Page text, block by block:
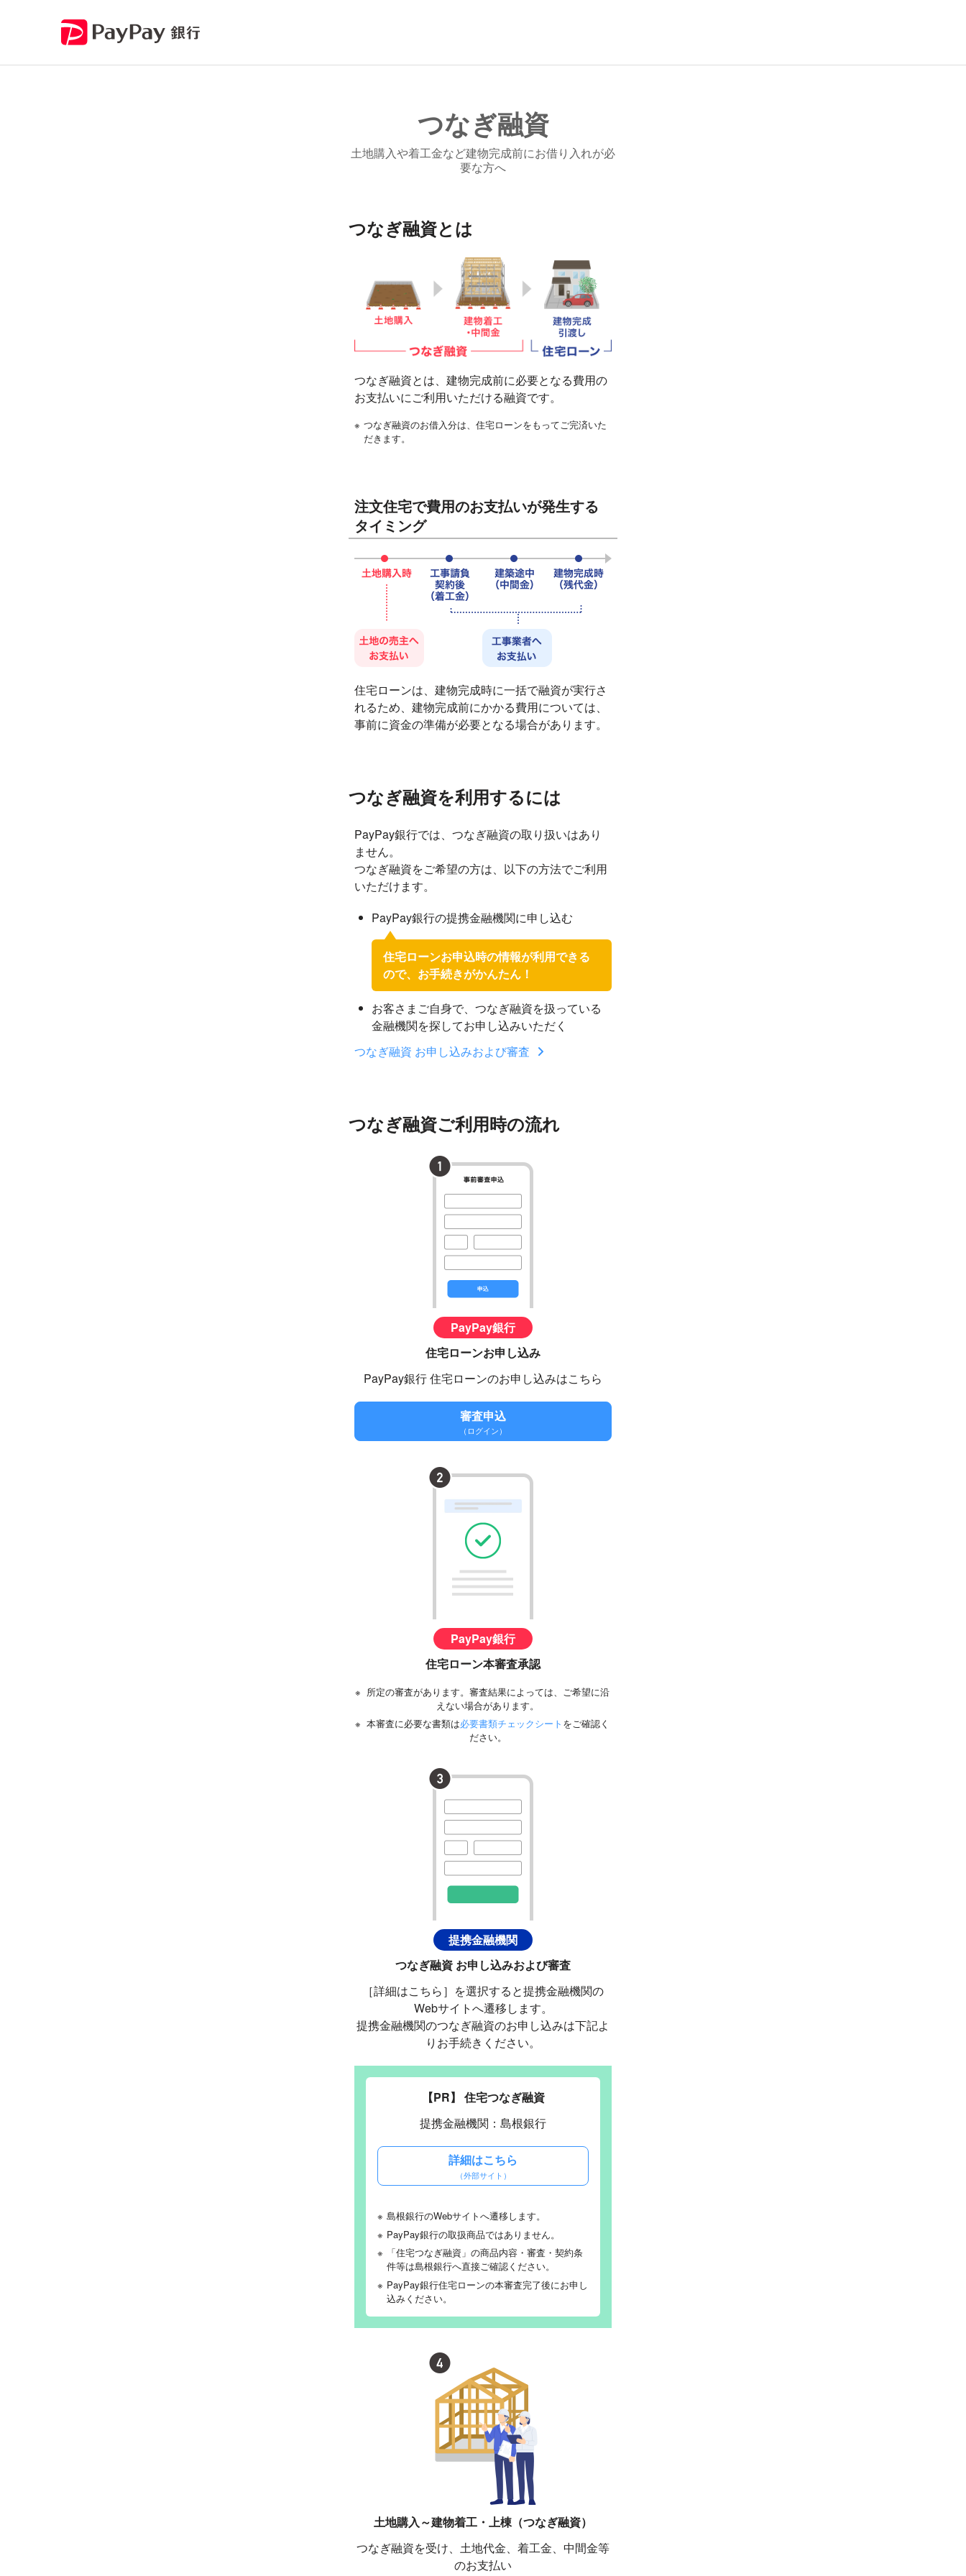
つなぎ融資
土地購入や着工金など建物完成前にお借り入れが必
要な方へ
つなぎ融資とは
つなぎ融資とは、建物完成前に必要となる費用の
お支払いにご利用いただける融資です。
※ つなぎ融資のお借入分は、住宅ローンをもってご完済いた
だきます。
注文住宅で費用のお支払いが発生する
タイミング
住宅ローンは、建物完成時に一括で融資が実行さ
れるため、建物完成前にかかる費用については、
事前に資金の準備が必要となる場合があります。
つなぎ融資を利用するには
PayPay銀行では、つなぎ融資の取り扱いはあり
ません。
つなぎ融資をご希望の方は、以下の方法でご利用
いただけます。
PayPay銀行の提携金融機関に申し込む
住宅ローンお申込時の情報が利用できる
ので、お手続きがかんたん！
お客さまご自身で、つなぎ融資を扱っている
金融機関を探してお申し込みいただく
つなぎ融資 お申し込みおよび審査
つなぎ融資ご利用時の流れ
PayPay銀行
住宅ローンお申し込み
PayPay銀行 住宅ローンのお申し込みはこちら
審査申込
（ログイン）
PayPay銀行
住宅ローン本審査承認
※ 所定の審査があります。審査結果によっては、ご希望に沿
えない場合があります。
※ 本審査に必要な書類は必要書類チェックシート をご確認く
ださい。
提携金融機関
つなぎ融資 お申し込みおよび審査
［詳細はこちら］を選択すると提携金融機関の
Webサイトへ遷移します。
提携金融機関のつなぎ融資のお申し込みは下記よ
りお手続きください。
【PR】 住宅つなぎ融資
提携金融機関：島根銀行
詳細はこちら
（外部サイト）
※ 島根銀行のWebサイトへ遷移します。
※ PayPay銀行の取扱商品ではありません。
※
「住宅つなぎ融資」の商品内容・審査・契約条
件等は島根銀行へ直接ご確認ください。
※ PayPay銀行住宅ローンの本審査完了後にお申し
込みください。
土地購入～建物着工・上棟（つなぎ融資）
つなぎ融資を受け、土地代金、着工金、中間金等
のお支払い